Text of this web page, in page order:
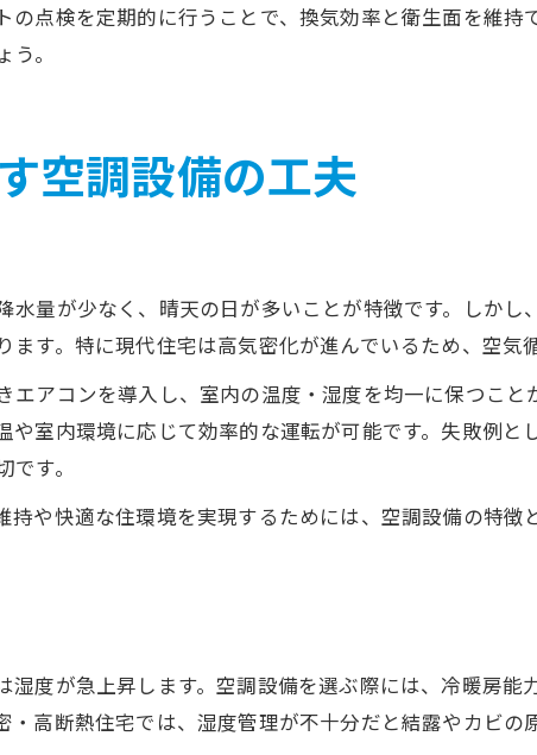
点検を定期的に行うことで、換気効率と衛生面を維
。
空調設備の工夫
量が少なく、晴天の日が多いことが特徴です。しか
す。特に現代住宅は高気密化が進んでいるため、空気
アコンを導入し、室内の温度・湿度を均一に保つこ
室内環境に応じて効率的な運転が可能です。失敗例と
す。
持や快適な住環境を実現するためには、空調設備の特
度が急上昇します。空調設備を選ぶ際には、冷暖房
高断熱住宅では、湿度管理が不十分だと結露やカビの